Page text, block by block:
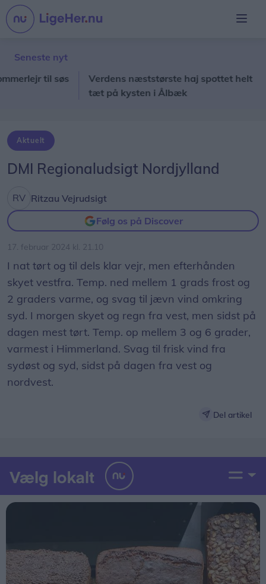
Seneste nyt
til søs
Verdens næststørste haj spottet helt
tæt på kysten i Ålbæk
Aktuelt
DMI Regionaludsigt Nordjylland
Ritzau Vejrudsigt
Følg os på Discover
17. februar 2024 kl. 21.10
I nat tørt og til dels klar vejr, men efterhånden
skyet vestfra. Temp. ned mellem 1 grads frost og
2 graders varme, og svag til jævn vind omkring
syd. I morgen skyet og regn fra vest, men sidst på
dagen mest tørt. Temp. op mellem 3 og 6 grader,
varmest i Himmerland. Svag til frisk vind fra
sydøst og syd, sidst på dagen fra vest og
nordvest.
Del artikel